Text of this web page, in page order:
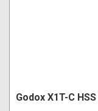
Godox X1T-C